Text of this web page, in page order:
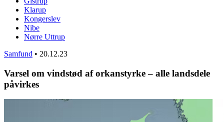
Klarup
Kongerslev
Nibe
Nørre Uttrup
Samfund • 20.12.23
Varsel om vindstød af orkanstyrke – alle landsdele
påvirkes